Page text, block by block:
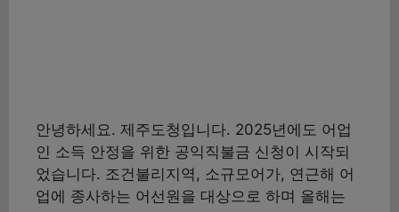
안녕하세요. 제주도청입니다. 2025년에도 어업
인 소득 안정을 위한 공익직불금 신청이 시작되
었습니다. 조건불리지역, 소규모어가, 연근해 어
업에 종사하는 어선원을 대상으로 하며 올해는